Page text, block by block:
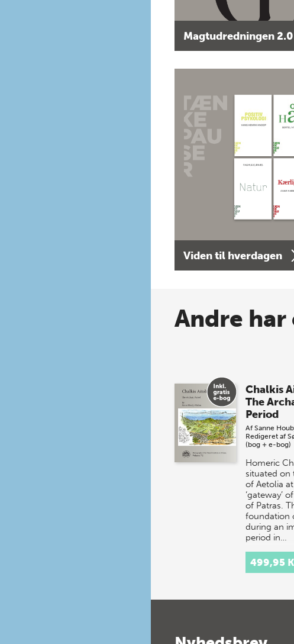
Magtudredningen 2.0
Viden til hverdagen
Andre har
Chalkis
The
Period
Af Sanne
Redigeret af
(bog + e-bog)
Homeric
situated on
of Aetolia
‘gateway’
of Patras.
foundation
during an
period in…
499,95